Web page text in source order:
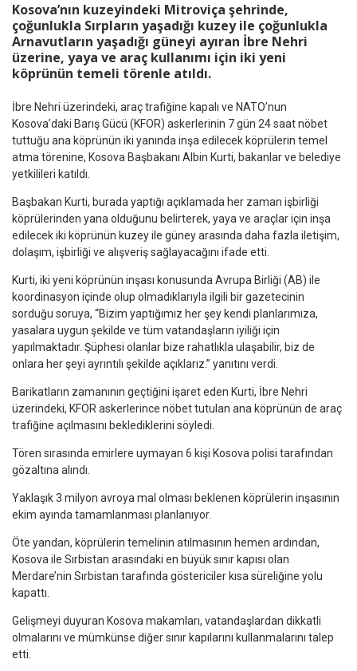
Kosova’nın kuzeyindeki Mitroviça şehrinde,
çoğunlukla Sırpların yaşadığı kuzey ile çoğunlukla
Arnavutların yaşadığı güneyi ayıran İbre Nehri
üzerine, yaya ve araç kullanımı için iki yeni
köprünün temeli törenle atıldı.
İbre Nehri üzerindeki, araç trafiğine kapalı ve NATO’nun
Kosova’daki Barış Gücü (KFOR) askerlerinin 7 gün 24 saat nöbet
tuttuğu ana köprünün iki yanında inşa edilecek köprülerin temel
atma törenine, Kosova Başbakanı Albin Kurti, bakanlar ve belediye
yetkilileri katıldı.
Başbakan Kurti, burada yaptığı açıklamada her zaman işbirliği
köprülerinden yana olduğunu belirterek, yaya ve araçlar için inşa
edilecek iki köprünün kuzey ile güney arasında daha fazla iletişim,
dolaşım, işbirliği ve alışveriş sağlayacağını ifade etti.
Kurti, iki yeni köprünün inşası konusunda Avrupa Birliği (AB) ile
koordinasyon içinde olup olmadıklarıyla ilgili bir gazetecinin
sorduğu soruya, “Bizim yaptığımız her şey kendi planlarımıza,
yasalara uygun şekilde ve tüm vatandaşların iyiliği için
yapılmaktadır. Şüphesi olanlar bize rahatlıkla ulaşabilir, biz de
onlara her şeyi ayrıntılı şekilde açıklarız.” yanıtını verdi.
Barikatların zamanının geçtiğini işaret eden Kurti, İbre Nehri
üzerindeki, KFOR askerlerince nöbet tutulan ana köprünün de araç
trafiğine açılmasını beklediklerini söyledi.
Tören sırasında emirlere uymayan 6 kişi Kosova polisi tarafından
gözaltına alındı.
Yaklaşık 3 milyon avroya mal olması beklenen köprülerin inşasının
ekim ayında tamamlanması planlanıyor.
Öte yandan, köprülerin temelinin atılmasının hemen ardından,
Kosova ile Sırbistan arasındaki en büyük sınır kapısı olan
Merdare’nin Sırbistan tarafında göstericiler kısa süreliğine yolu
kapattı.
Gelişmeyi duyuran Kosova makamları, vatandaşlardan dikkatli
olmalarını ve mümkünse diğer sınır kapılarını kullanmalarını talep
etti.